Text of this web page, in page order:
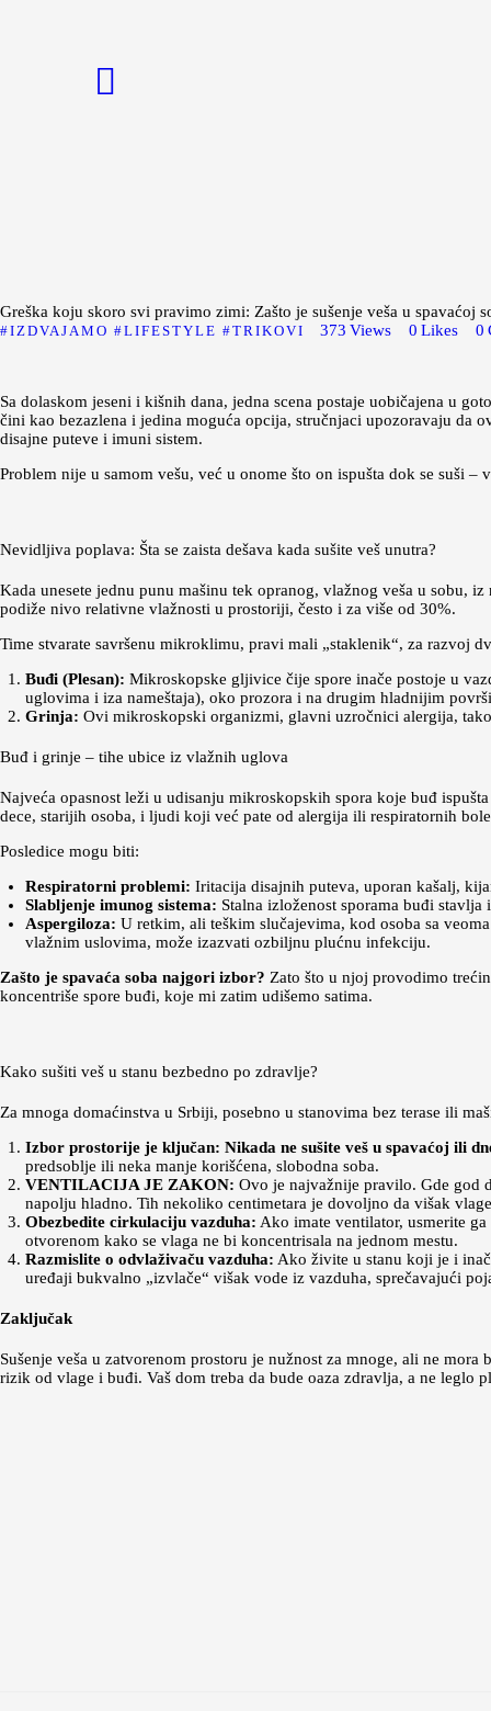
Početna
Magazin
Greška koju skoro svi pravimo zimi: Zašto je sušenje veša u spavaćoj
IZDVAJAMO LIFESTYLE TRIKOVI 373 Views 0 Likes 0
Sa dolaskom jeseni i kišnih dana, jedna scena postaje uobičajena u
čini kao bezazlena i jedina moguća opcija, stručnjaci upozoravaju da
disajne puteve i imuni sistem.
Problem nije u samom vešu, već u onome što on ispušta dok se suši
Nevidljiva poplava: Šta se zaista dešava kada sušite veš unutra?
Kada unesete jednu punu mašinu tek opranog, vlažnog veša u sobu,
podiže nivo relativne vlažnosti u prostoriji, često i za više od 30%.
Time stvarate savršenu mikroklimu, pravi mali „staklenik“, za razvoj
Buđi (Plesan): Mikroskopske gljivice čije spore inače postoje u
uglovima i iza nameštaja), oko prozora i na drugim hladnijim
Grinja: Ovi mikroskopski organizmi, glavni uzročnici alergija,
Buđ i grinje – tihe ubice iz vlažnih uglova
Najveća opasnost leži u udisanju mikroskopskih spora koje buđ
dece, starijih osoba, i ljudi koji već pate od alergija ili respiratornih
Posledice mogu biti:
Respiratorni problemi: Iritacija disajnih puteva, uporan kašalj,
Slabljenje imunog sistema: Stalna izloženost sporama buđi
Aspergiloza: U retkim, ali teškim slučajevima, kod osoba sa
vlažnim uslovima, može izazvati ozbiljnu plućnu infekciju.
Zašto je spavaća soba najgori izbor? Zato što u njoj provodimo
koncentriše spore buđi, koje mi zatim udišemo satima.
Kako sušiti veš u stanu bezbedno po zdravlje?
Za mnoga domaćinstva u Srbiji, posebno u stanovima bez terase ili
Izbor prostorije je ključan: Nikada ne sušite veš u spavaćoj ili
predsoblje ili neka manje korišćena, slobodna soba.
VENTILACIJA JE ZAKON: Ovo je najvažnije pravilo. Gde god
napolju hladno. Tih nekoliko centimetara je dovoljno da višak
Obezbedite cirkulaciju vazduha: Ako imate ventilator, usmerite
otvorenom kako se vlaga ne bi koncentrisala na jednom mestu.
Razmislite o odvlaživaču vazduha: Ako živite u stanu koji je i
uređaji bukvalno „izvlače“ višak vode iz vazduha, sprečavajući
Zaključak
Sušenje veša u zatvorenom prostoru je nužnost za mnoge, ali ne
rizik od vlage i buđi. Vaš dom treba da bude oaza zdravlja, a ne leglo